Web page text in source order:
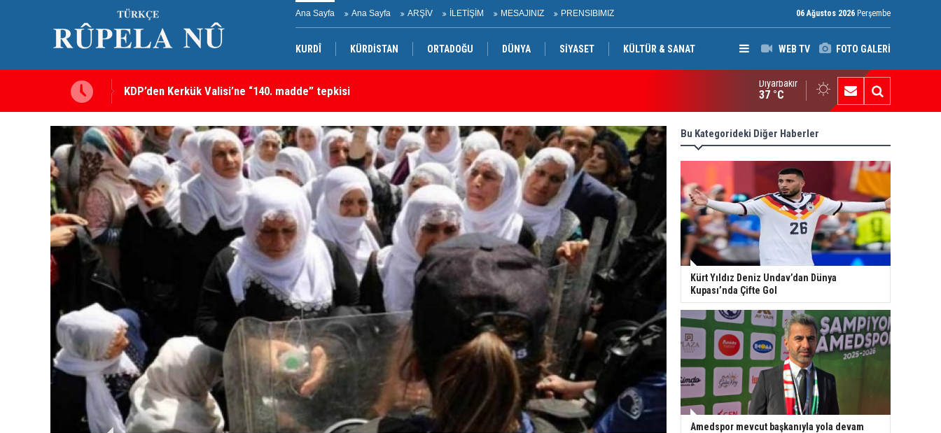
Ana Sayfa Ana Sayfa ARŞİV İLETİŞİM MESAJINIZ PRENSIBIMIZ 06 Ağustos 2026 Perşembe
WEB TV FOTO GALERİ
KURDÎ KÜRDİSTAN ORTADOĞU DÜNYA SİYASET KÜLTÜR & SANAT
KDP’den Kerkük Valisi’ne “140. madde” tepkisi
Kerkük’te Kürt partilerden 7 maddelik ortak bildiri
Irak: Silah bırakmayan gruplara terör yasası uygulanacak
Diyarbakır
37 °C
Bu Kategorideki Diğer Haberler
Kürt Yıldız Deniz Undav’dan Dünya
Kupası’nda Çifte Gol
Amedspor mevcut başkanıyla yola devam